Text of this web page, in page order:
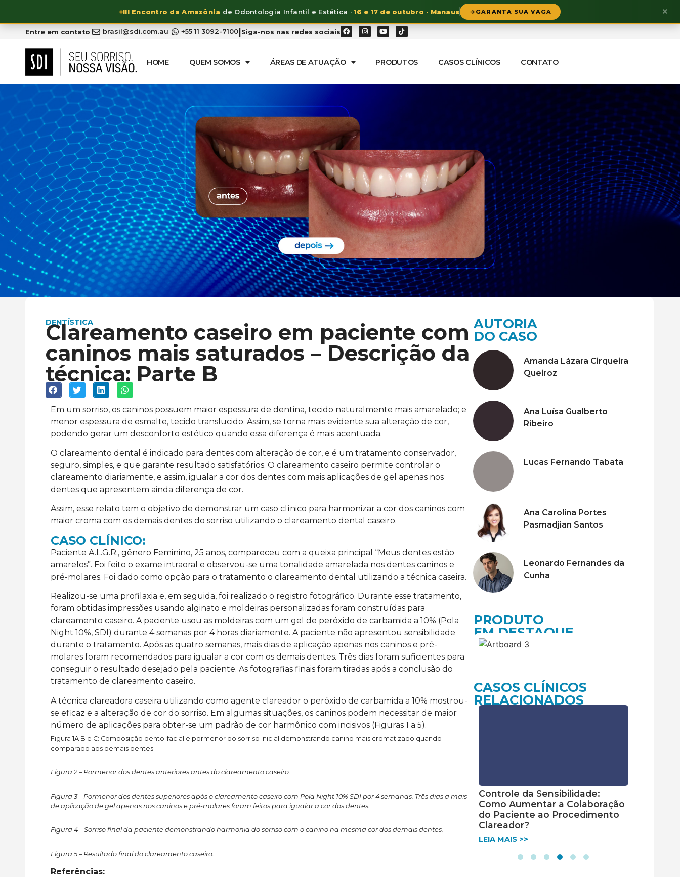
III Encontro da Amazônia de Odontologia Infantil e Estética ·16 e 17 de outubro · Manaus GARANTA SUA VAGA ×
Entre em contato brasil@sdi.com.au +55 11 3092-7100|Siga-nos nas redes sociais
HOME QUEM SOMOS ÁREAS DE ATUAÇÃO PRODUTOS CASOS CLÍNICOS CONTATO
DENTÍSTICA
Clareamento caseiro em paciente com
caninos mais saturados – Descrição da
técnica: Parte B
Em um sorriso, os caninos possuem maior espessura de dentina, tecido naturalmente mais amarelado; e
menor espessura de esmalte, tecido translucido. Assim, se torna mais evidente sua alteração de cor,
podendo gerar um desconforto estético quando essa diferença é mais acentuada.
O clareamento dental é indicado para dentes com alteração de cor, e é um tratamento conservador,
seguro, simples, e que garante resultado satisfatórios. O clareamento caseiro permite controlar o
clareamento diariamente, e assim, igualar a cor dos dentes com mais aplicações de gel apenas nos
dentes que apresentem ainda diferença de cor.
Assim, esse relato tem o objetivo de demonstrar um caso clínico para harmonizar a cor dos caninos com
maior croma com os demais dentes do sorriso utilizando o clareamento dental caseiro.
CASO CLÍNICO:
Paciente A.L.G.R., gênero Feminino, 25 anos, compareceu com a queixa principal “Meus dentes estão
amarelos”. Foi feito o exame intraoral e observou-se uma tonalidade amarelada nos dentes caninos e
pré-molares. Foi dado como opção para o tratamento o clareamento dental utilizando a técnica caseira.
Realizou-se uma profilaxia e, em seguida, foi realizado o registro fotográfico. Durante esse tratamento,
foram obtidas impressões usando alginato e moldeiras personalizadas foram construídas para
clareamento caseiro. A paciente usou as moldeiras com um gel de peróxido de carbamida a 10% (Pola
Night 10%, SDI) durante 4 semanas por 4 horas diariamente. A paciente não apresentou sensibilidade
durante o tratamento. Após as quatro semanas, mais dias de aplicação apenas nos caninos e pré-
molares foram recomendados para igualar a cor com os demais dentes. Três dias foram suficientes para
conseguir o resultado desejado pela paciente. As fotografias finais foram tiradas após a conclusão do
tratamento de clareamento caseiro.
A técnica clareadora caseira utilizando como agente clareador o peróxido de carbamida a 10% mostrou-
se eficaz e a alteração de cor do sorriso. Em algumas situações, os caninos podem necessitar de maior
número de aplicações para obter-se um padrão de cor harmônico com incisivos (Figuras 1 a 5).
Figura 1A B e C: Composição dento-facial e pormenor do sorriso inicial demonstrando canino mais cromatizado quando
comparado aos demais dentes.
Figura 2 –Pormenor dos dentes anteriores antes do clareamento caseiro.
Figura 3 – Pormenor dos dentes superiores após o clareamento caseiro com Pola Night 10% SDI por 4 semanas. Três dias a mais
de aplicação de gel apenas nos caninos e pré-molares foram feitos para igualar a cor dos dentes.
Figura 4 – Sorriso final da paciente demonstrando harmonia do sorriso com o canino na mesma cor dos demais dentes.
Figura 5 – Resultado final do clareamento caseiro.
Referências:
AUTORIA
DO CASO
Amanda Lázara Cirqueira
Queiroz
Ana Luísa Gualberto
Ribeiro
Lucas Fernando Tabata
Ana Carolina Portes
Pasmadjian Santos
Leonardo Fernandes da
Cunha
PRODUTO
EM DESTAQUE
CASOS CLÍNICOS
RELACIONADOS
dental associado
dentes vitais
Facetas em Resina Composta
de Opacidade Intermediária –
LEIA MAIS >>
Facetas diretas com Luna 2
LEIA MAIS >>
Controle da Sensibilidade:
Como Aumentar a Colaboração
do Paciente ao Procedimento
Clareador?
LEIA MAIS >>